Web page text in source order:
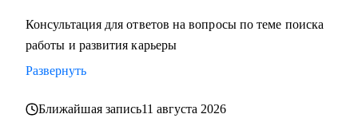
• Административный блок (финансы, юриспруденция, HR,
ОТиТБ, СБ, ПТО, АХО, GR, секретариат, сметно-
договорная работа)
• Производственно-технический блок, строительство
Консультация для ответов на вопросы по теме поиска
работы и развития карьеры
Развернуть
Ближайшая запись11 августа 2026